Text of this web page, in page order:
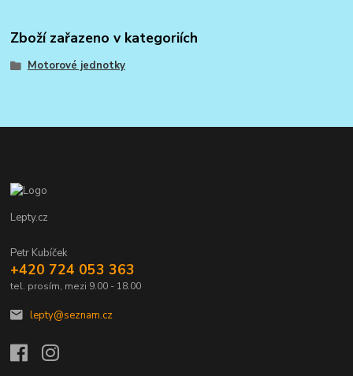
Zboží zařazeno v kategoriích
Motorové jednotky
Lepty.cz
Petr Kubíček
+420 724 053 363
tel. prosím, mezi 9.00 - 18.00
lepty@seznam.cz